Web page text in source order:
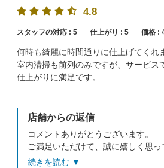
4.8
スタッフの対応 : 5 仕上がり : 5 価格 :
何時も綺麗に時間通りに仕上げてくれ
室内清掃も前列のみですが、サービス
仕上がりに満足です。
店舗からの返信
コメントありがとうございます。
ご満足いただけて、誠に嬉しく思っ
次回のご来店も、お待ちしておりま
続きを読む ▼